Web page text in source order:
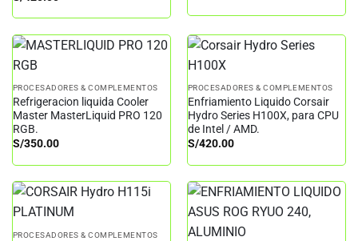
PROCESADORES & COMPLEMENTOS
Refrigeracion liquida Cooler
Master MasterLiquid PRO 120
RGB.
S/350.00
PROCESADORES & COMPLEMENTOS
Enfriamiento Liquido Corsair
Hydro Series H100X, para CPU
de Intel / AMD.
S/420.00
PROCESADORES & COMPLEMENTOS